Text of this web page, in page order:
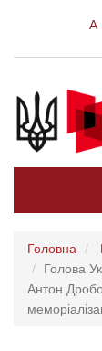
A
Головна
Голова
Антон